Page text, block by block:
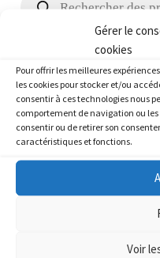
Gérer le
cookies
Pour offrir les meilleures
les cookies pour stocker et/ou
consentir à ces technologies nous
comportement de navigation ou les
consentir ou de retirer son
caractéristiques et fonctions.
Voir
produits
Marque
Atelier
APRILIA
BMW
CF MOTO / GOES
HARLEY-DAVIDSON